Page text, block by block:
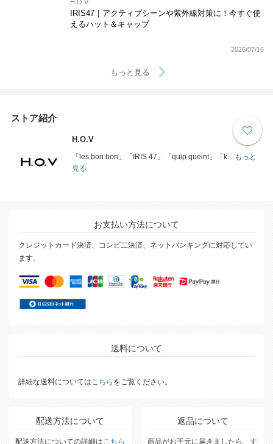
H.O.V
IRIS47｜アクティブシーンや紫外線対策に！今すぐ使
えるハット＆キャップ
2026/07/16
もっと見る
ストア紹介
H.O.V
「les bon bon」「IRIS 47」「quip queint」「k...もっと
見る
お支払い方法について
クレジットカード決済、コンビ二決済、ネットバンキングに対応してい
ます。
送料について
詳細な送料については こちら をご覧ください。
配送方法について
配送方法についての詳細は こちら
返品について
商品がお手元に届きましたら、す